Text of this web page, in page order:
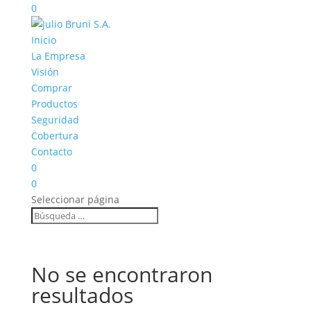
0
Inicio
La Empresa
Visión
Comprar
Productos
Seguridad
Cobertura
Contacto
0
0
Seleccionar página
No se encontraron
resultados